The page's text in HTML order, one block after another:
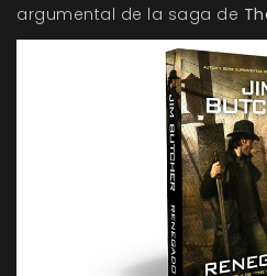
argumental de la saga de